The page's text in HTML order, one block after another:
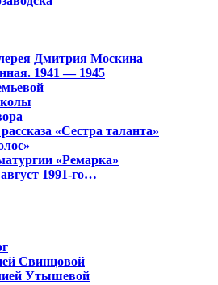
Дмитрия Москина
1941 — 1945
«Сестра таланта»
«Ремарка»
1991-го…
Свинцовой
Утышевой